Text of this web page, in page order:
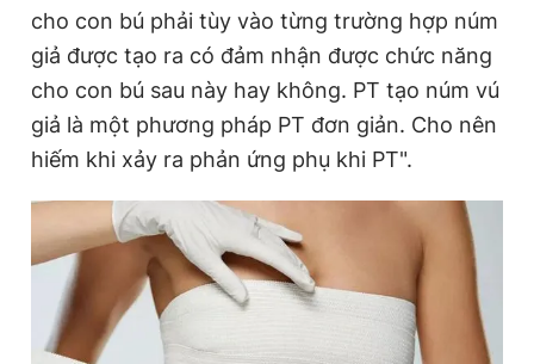
cho con bú phải tùy vào từng trường hợp núm
giả được tạo ra có đảm nhận được chức năng
cho con bú sau này hay không. PT tạo núm vú
giả là một phương pháp PT đơn giản. Cho nên
hiếm khi xảy ra phản ứng phụ khi PT".